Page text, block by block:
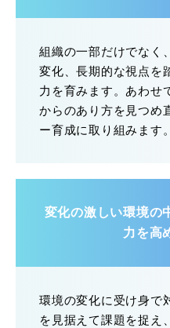
組織の一部だけでなく
変化、長期的な視点を
力を育みます。あわせ
からのあり方を見つめ
ー育成に取り組みます。
変化の激しい環境の
力を高
環境の変化に受け身で
を見据えて課題を捉え